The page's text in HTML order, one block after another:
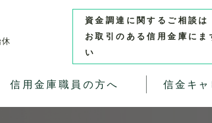
資金調達に関するご相談は
お取引のある信用金庫にま
い
信用金庫職員の方へ 信金キャ